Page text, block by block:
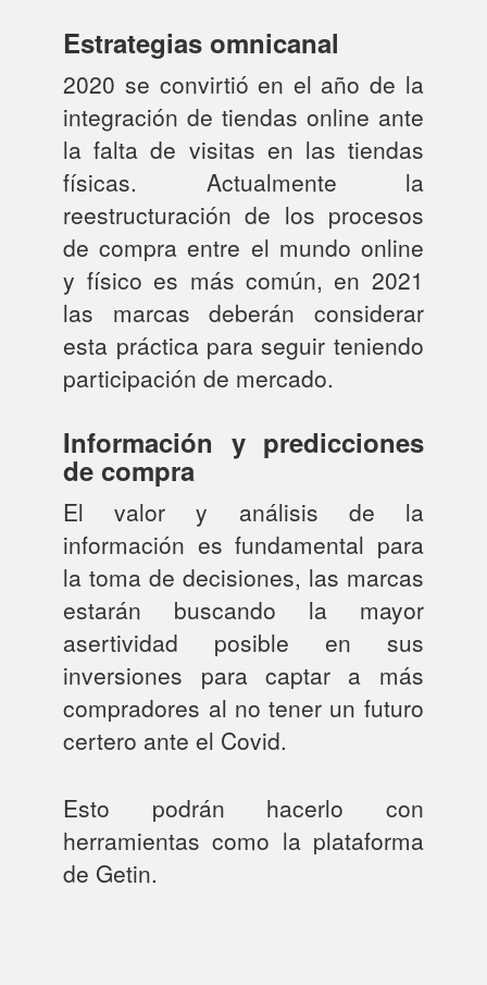
Estrategias omnicanal
2020 se convirtió en el año de la
integración de tiendas online ante
la falta de visitas en las tiendas
físicas. Actualmente la
reestructuración de los procesos
de compra entre el mundo online
y físico es más común, en 2021
las marcas deberán considerar
esta práctica para seguir teniendo
participación de mercado.
Información y predicciones
de compra
El valor y análisis de la
información es fundamental para
la toma de decisiones, las marcas
estarán buscando la mayor
asertividad posible en sus
inversiones para captar a más
compradores al no tener un futuro
certero ante el Covid.
Esto podrán hacerlo con
herramientas como la plataforma
de Getin.